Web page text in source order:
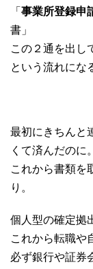
「 事業所登録申
書」
この２通を出し
という流れにな
最初にきちんと
くて済んだのに
これから書類を
り。
個人型の確定拠
これから転職や
必ず銀行や証券